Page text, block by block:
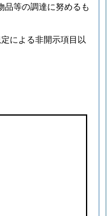
品等の調達に努めるも
による非開示項目以